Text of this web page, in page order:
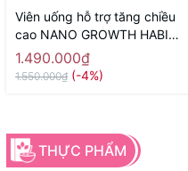
Viên uống hỗ trợ tăng chiều
cao NANO GROWTH HABIT
EX NICHIEI BUSSAN 120
viên ( 60 ngày) - Hàng Nhật
1.490.000₫
1.550.000₫ (-4%)
THỰC PHẨM